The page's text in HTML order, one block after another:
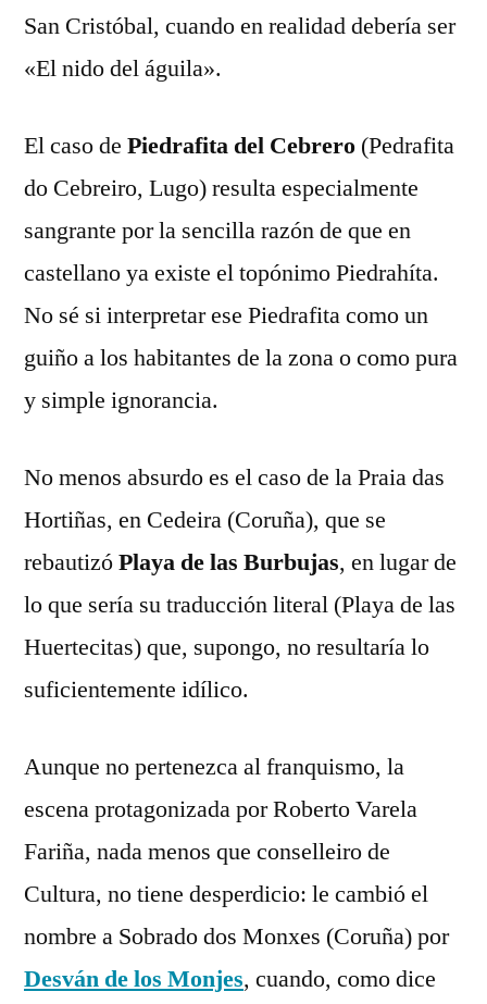
San Cristóbal, cuando en realidad debería ser
«El nido del águila».
El caso de Piedrafita del Cebrero (Pedrafita
do Cebreiro, Lugo) resulta especialmente
sangrante por la sencilla razón de que en
castellano ya existe el topónimo Piedrahíta.
No sé si interpretar ese Piedrafita como un
guiño a los habitantes de la zona o como pura
y simple ignorancia.
No menos absurdo es el caso de la Praia das
Hortiñas, en Cedeira (Coruña), que se
rebautizóPlaya de las Burbujas, en lugar de
lo que sería su traducción literal (Playa de las
Huertecitas) que, supongo, no resultaría lo
suficientemente idílico.
Aunque no pertenezca al franquismo, la
escena protagonizada por Roberto Varela
Fariña, nada menos que conselleiro de
Cultura, no tiene desperdicio: le cambió el
nombre a Sobrado dos Monxes (Coruña) por
Desván de los Monjes, cuando, como dice